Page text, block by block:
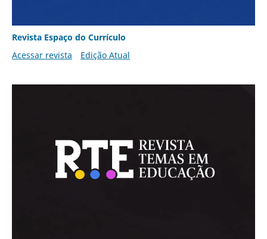
Revista Espaço do Currículo
Acessar revista
Edição Atual